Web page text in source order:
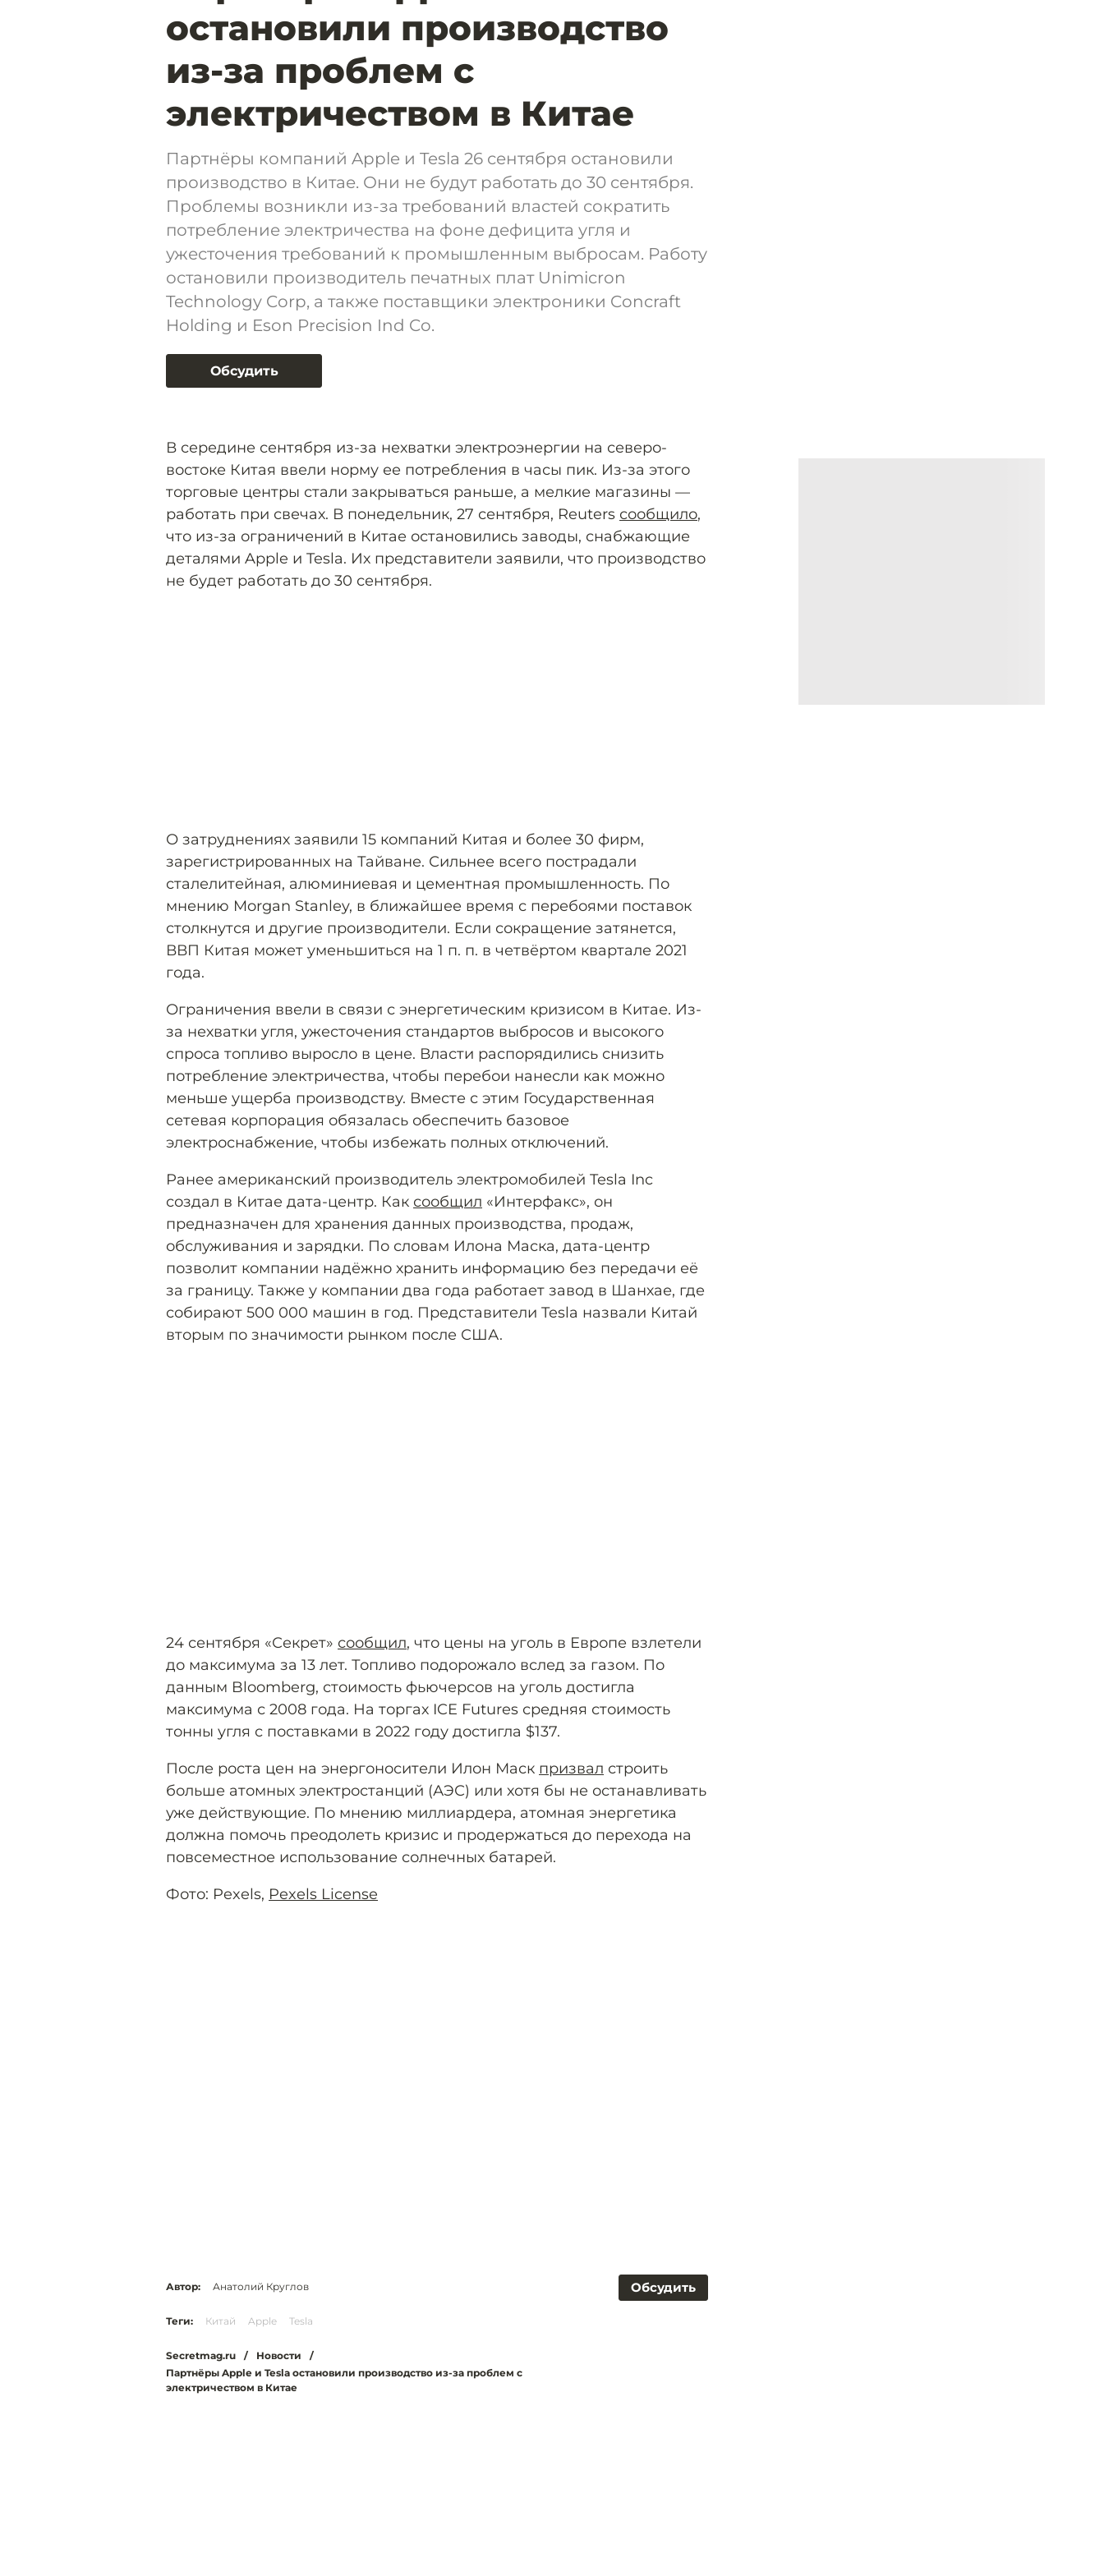
остановили производство
из-за проблем с
электричеством в Китае
Партнёры компаний Apple и Tesla 26 сентября остановили
производство в Китае. Они не будут работать до 30 сентября.
Проблемы возникли из-за требований властей сократить
потребление электричества на фоне дефицита угля и
ужесточения требований к промышленным выбросам. Работу
остановили производитель печатных плат Unimicron
Technology Corp, а также поставщики электроники Concraft
Holding и Eson Precision Ind Co.
Обсудить
В середине сентября из-за нехватки электроэнергии на северо-
востоке Китая ввели норму ее потребления в часы пик. Из-за этого
торговые центры стали закрываться раньше, а мелкие магазины —
работать при свечах. В понедельник, 27 сентября, Reuters сообщило,
что из-за ограничений в Китае остановились заводы, снабжающие
деталями Apple и Tesla. Их представители заявили, что производство
не будет работать до 30 сентября.
О затруднениях заявили 15 компаний Китая и более 30 фирм,
зарегистрированных на Тайване. Сильнее всего пострадали
сталелитейная, алюминиевая и цементная промышленность. По
мнению Morgan Stanley, в ближайшее время с перебоями поставок
столкнутся и другие производители. Если сокращение затянется,
ВВП Китая может уменьшиться на 1 п. п. в четвёртом квартале 2021
года.
Ограничения ввели в связи с энергетическим кризисом в Китае. Из-
за нехватки угля, ужесточения стандартов выбросов и высокого
спроса топливо выросло в цене. Власти распорядились снизить
потребление электричества, чтобы перебои нанесли как можно
меньше ущерба производству. Вместе с этим Государственная
сетевая корпорация обязалась обеспечить базовое
электроснабжение, чтобы избежать полных отключений.
Ранее американский производитель электромобилей Tesla Inc
создал в Китае дата-центр. Как сообщил «Интерфакс», он
предназначен для хранения данных производства, продаж,
обслуживания и зарядки. По словам Илона Маска, дата-центр
позволит компании надёжно хранить информацию без передачи её
за границу. Также у компании два года работает завод в Шанхае, где
собирают 500 000 машин в год. Представители Tesla назвали Китай
вторым по значимости рынком после США.
24 сентября «Секрет» сообщил, что цены на уголь в Европе взлетели
до максимума за 13 лет. Топливо подорожало вслед за газом. По
данным Bloomberg, стоимость фьючерсов на уголь достигла
максимума с 2008 года. На торгах ICE Futures средняя стоимость
тонны угля с поставками в 2022 году достигла $137.
После роста цен на энергоносители Илон Маск призвал строить
больше атомных электростанций (АЭС) или хотя бы не останавливать
уже действующие. По мнению миллиардера, атомная энергетика
должна помочь преодолеть кризис и продержаться до перехода на
повсеместное использование солнечных батарей.
Фото: Pexels, Pexels License
Обсудить
Автор: Анатолий Круглов
Теги: Китай Apple Tesla
Secretmag.ru / Новости
/
Партнёры Apple и Tesla остановили производство из-за проблем с
электричеством в Китае